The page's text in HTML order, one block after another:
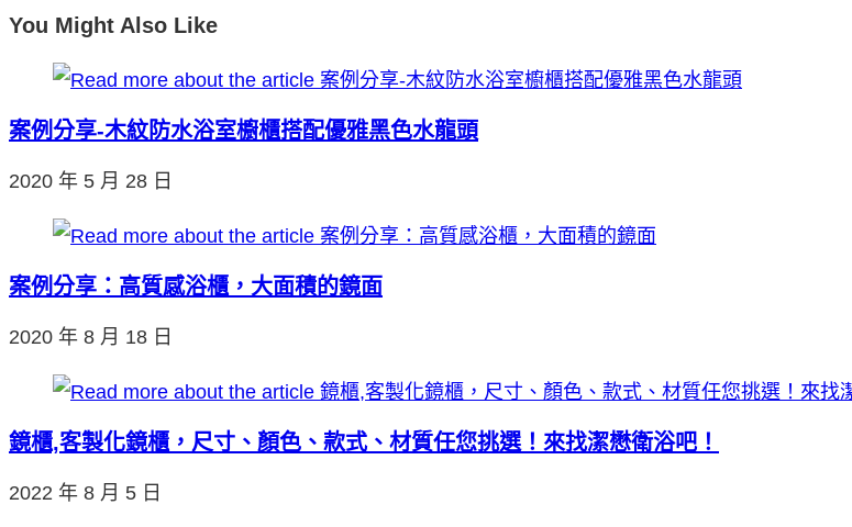
You Might Also Like
案例分享-木紋防水浴室櫥櫃搭配優雅黑色水龍頭
2020 年 5 月 28 日
案例分享：高質感浴櫃，大面積的鏡面
2020 年 8 月 18 日
鏡櫃,客製化鏡櫃，尺寸、顏色、款式、材質任您挑選！來找潔懋衛浴吧！
2022 年 8 月 5 日